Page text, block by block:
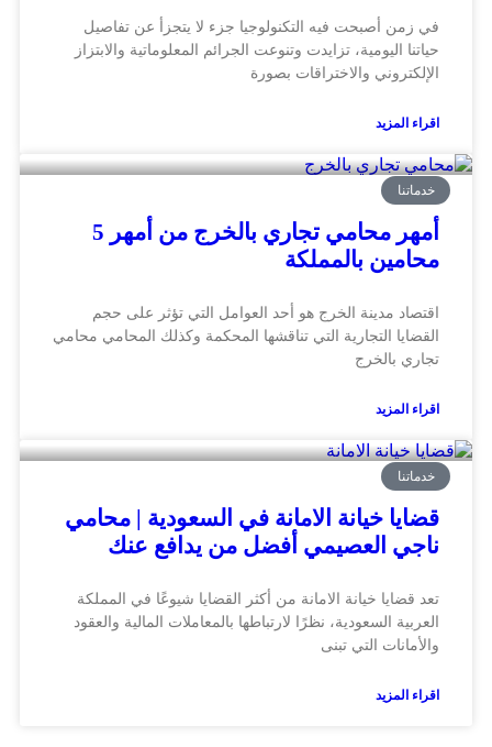
في زمن أصبحت فيه التكنولوجيا جزء لا يتجزأ عن تفاصيل
حياتنا اليومية، تزايدت وتنوعت الجرائم المعلوماتية والابتزاز
الإلكتروني والاختراقات بصورة
اقراء المزيد
خدماتنا
أمهر محامي تجاري بالخرج من أمهر 5
محامين بالمملكة
اقتصاد مدينة الخرج هو أحد العوامل التي تؤثر على حجم
القضايا التجارية التي تناقشها المحكمة وكذلك المحامي محامي
تجاري بالخرج
اقراء المزيد
خدماتنا
قضايا خيانة الامانة في السعودية | محامي
ناجي العصيمي أفضل من يدافع عنك
تعد قضايا خيانة الامانة من أكثر القضايا شيوعًا في المملكة
العربية السعودية، نظرًا لارتباطها بالمعاملات المالية والعقود
والأمانات التي تبنى
اقراء المزيد